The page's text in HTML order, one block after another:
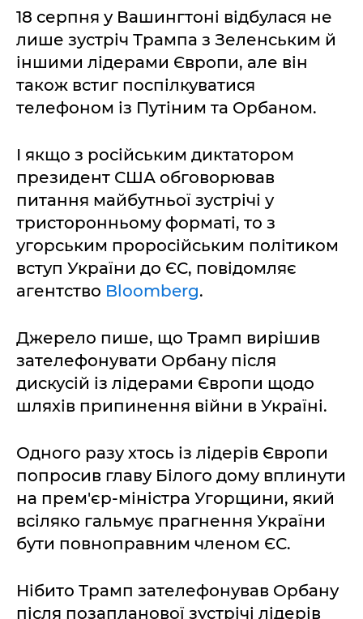
18 серпня у Вашингтоні відбулася не
лише зустріч Трампа з Зеленським й
іншими лідерами Європи, але він
також встиг поспілкуватися
телефоном із Путіним та Орбаном.
І якщо з російським диктатором
президент США обговорював
питання майбутньої зустрічі у
тристоронньому форматі, то з
угорським проросійським політиком
вступ України до ЄС, повідомляє
агентство Bloomberg.
Джерело пише, що Трамп вирішив
зателефонувати Орбану після
дискусій із лідерами Європи щодо
шляхів припинення війни в Україні.
Одного разу хтось із лідерів Європи
попросив главу Білого дому вплинути
на прем'єр-міністра Угорщини, який
всіляко гальмує прагнення України
бути повноправним членом ЄС.
Нібито Трамп зателефонував Орбану
після позапланової зустрічі лідерів